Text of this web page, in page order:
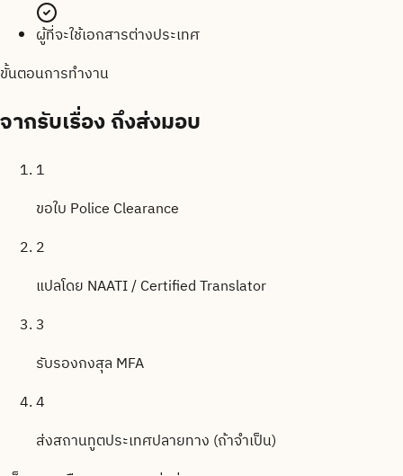
ผู้ที่จะใช้เอกสารต่างประเทศ
ขั้นตอนการทำงาน
จากรับเรื่องถึงส่งมอบ
1
ขอใบ Police Clearance
2
แปลโดย NAATI / Certified Translator
3
รับรองกงสุล MFA
4
ส่งสถานทูตประเทศปลายทาง (ถ้าจำเป็น)